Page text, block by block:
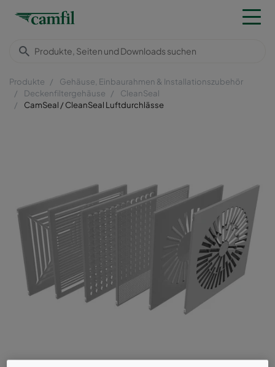
Produkte
Gehäuse, Einbaurahmen & Installationszubehör
Deckenfiltergehäuse
CleanSeal
CamSeal / CleanSeal Luftdurchlässe